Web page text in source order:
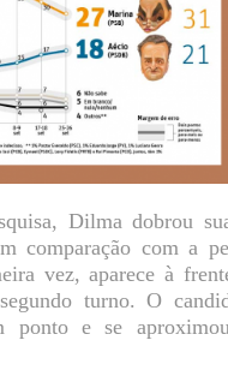
Dilma dobrou
comparação com a
vez, aparece à
turno. O
ponto e se